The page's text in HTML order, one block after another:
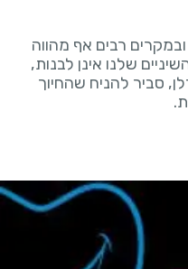
רבים אף מהווה
שלנו אינן לבנות,
סביר להניח שהחיוך